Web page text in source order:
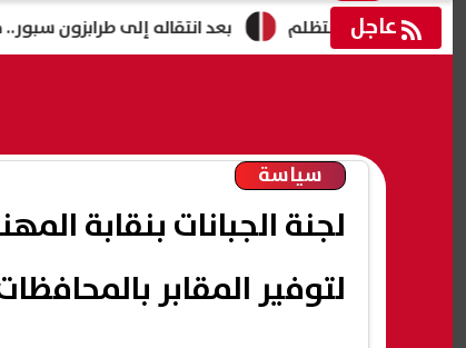
عاجل بعد انتقاله إلى طرابزون سبور.. محمد التظلم
سياسة
لجنة الجبانات بنقابة
لتوفير المقابر